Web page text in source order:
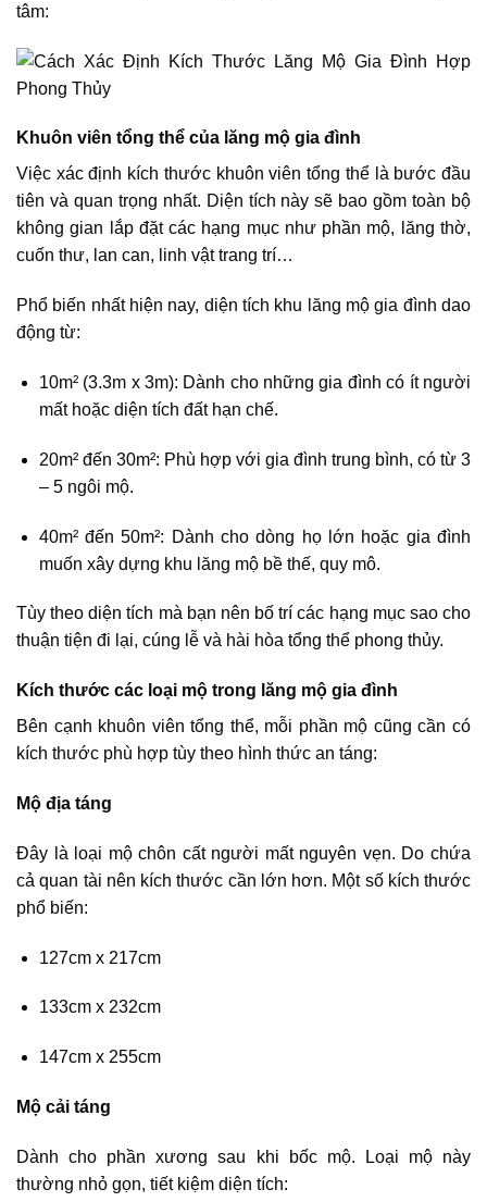
tâm:
Khuôn viên tổng thể của lăng mộ gia đình
Việc xác định kích thước khuôn viên tổng thể là bước đầu
tiên và quan trọng nhất. Diện tích này sẽ bao gồm toàn bộ
không gian lắp đặt các hạng mục như phần mộ, lăng thờ,
cuốn thư, lan can, linh vật trang trí…
Phổ biến nhất hiện nay, diện tích khu lăng mộ gia đình dao
động từ:
10m² (3.3m x 3m): Dành cho những gia đình có ít người
mất hoặc diện tích đất hạn chế.
20m² đến 30m²: Phù hợp với gia đình trung bình, có từ 3
– 5 ngôi mộ.
40m² đến 50m²: Dành cho dòng họ lớn hoặc gia đình
muốn xây dựng khu lăng mộ bề thế, quy mô.
Tùy theo diện tích mà bạn nên bố trí các hạng mục sao cho
thuận tiện đi lại, cúng lễ và hài hòa tổng thể phong thủy.
Kích thước các loại mộ trong lăng mộ gia đình
Bên cạnh khuôn viên tổng thể, mỗi phần mộ cũng cần có
kích thước phù hợp tùy theo hình thức an táng:
Mộ địa táng
Đây là loại mộ chôn cất người mất nguyên vẹn. Do chứa
cả quan tài nên kích thước cần lớn hơn. Một số kích thước
phổ biến:
127cm x 217cm
133cm x 232cm
147cm x 255cm
Mộ cải táng
Dành cho phần xương sau khi bốc mộ. Loại mộ này
thường nhỏ gọn, tiết kiệm diện tích: